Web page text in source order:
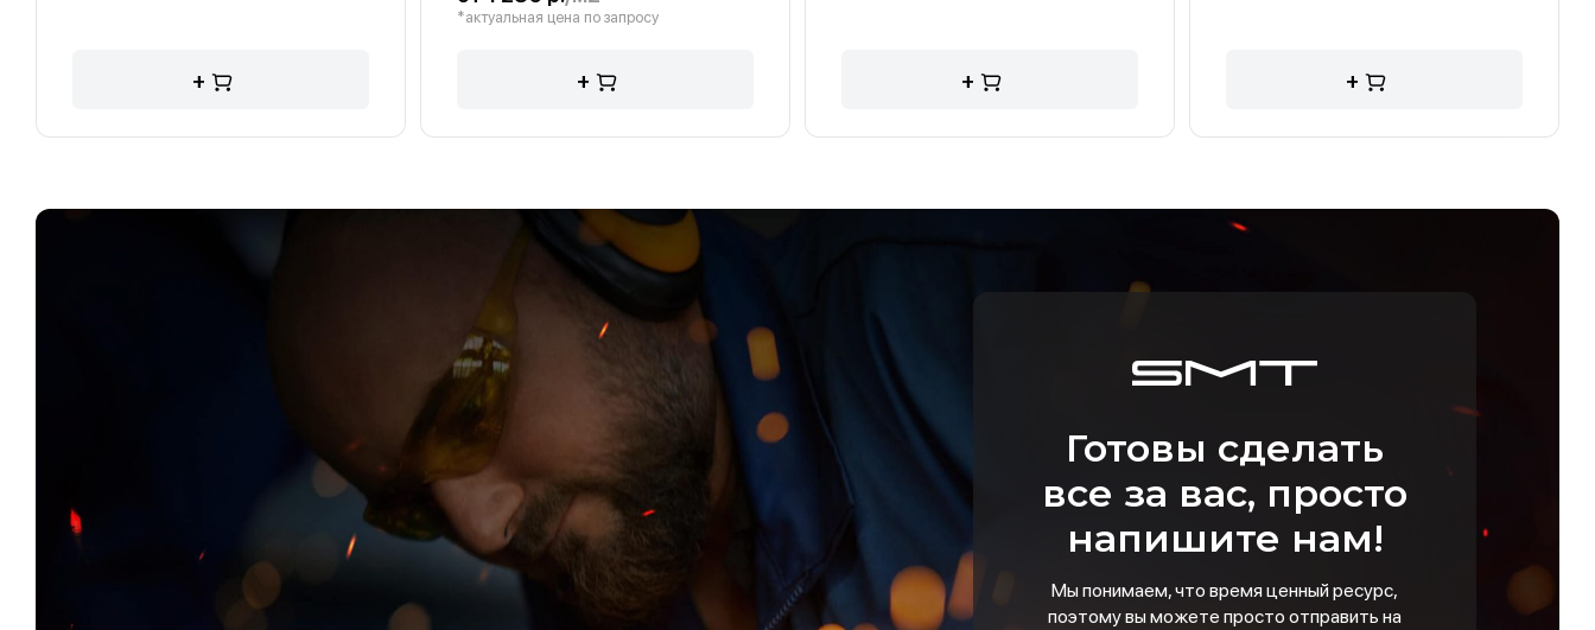
+
*актуальная цена по запросу
+ + +
Готовы сделать
все за вас, просто
напишите нам!
Мы понимаем, что время ценный ресурс,
поэтому вы можете просто отправить на